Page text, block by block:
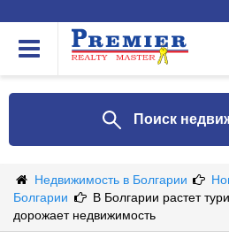
Поиск
Недвижимость в Болгарии
Болгарии
В Болгарии растет
дорожает недвижимость